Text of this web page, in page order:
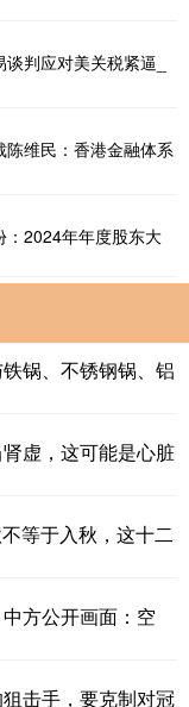
判应对美关税紧逼_
维民：香港金融体系
：2024年年度股东大
锅、不锈钢锅、铝
虚，这可能是心脏
等于入秋，这十二
方公开画面：空
击手，要克制对冠